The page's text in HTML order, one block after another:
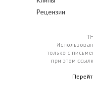
Рецензии
только с
при этом